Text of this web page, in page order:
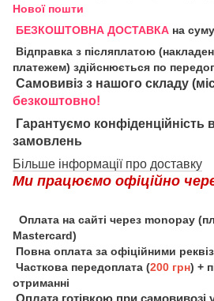
Нової пошти
БЕЗКОШТОВНА ДОСТАВКА на
Відправка з післяплатою
платежем) здійснюється по
Самовивіз з нашого складу
безкоштовно!
Гарантуємо конфіденційність
замовлень
Більше інформації про доставку
Ми працюємо офіційно
Оплата на сайті через monopay
Mastercard)
Повна оплата за офіційними
Часткова передоплата (200 грн) +
отриманні